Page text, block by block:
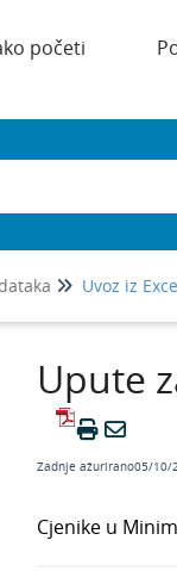
početi
Uvoz iz
Upute
Zadnje ažurirano05/10/
Cjenike u